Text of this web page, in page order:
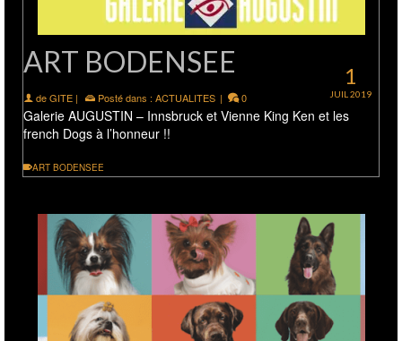
1
JUIL 2019
ART BODENSEE
deGITE | Posté dans : ACTUALITES | 0
Galerie AUGUSTIN – Innsbruck et Vienne King Ken et les
french Dogs à l’honneur !!
ART BODENSEE